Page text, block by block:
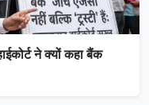
ने क्यों कहा बैंक